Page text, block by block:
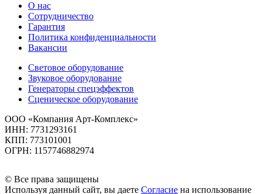
О нас
Сотрудничество
Гарантия
Политика конфиденциальности
Вакансии
Световое оборудование
Звуковое оборудование
Генераторы спецэффектов
Сценическое оборудование
ООО «Компания Арт-Комплекс»
ИНН: 7731293161
КПП: 773101001
ОГРН: 1157746882974
© Все права защищены
Используя данный сайт, вы даете Согласие на использование